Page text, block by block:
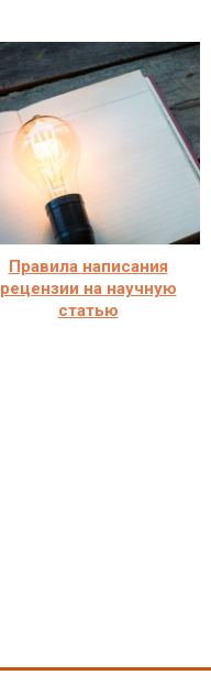
Правила написания
рецензии на научную
статью